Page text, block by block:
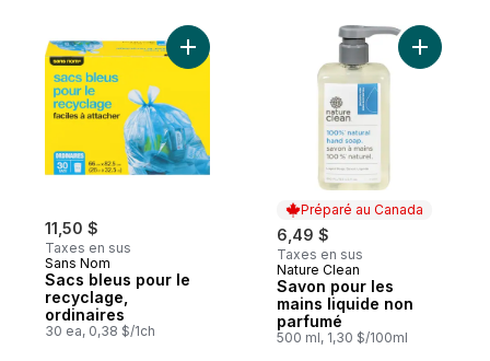
11,50 $
Taxes en sus
Sans Nom
Sacs bleus pour le
recyclage,
ordinaires
30 ea, 0,38 $/1ch
Ajouter Sacs bleus pour le recyclage,
Préparé au Canada
6,49 $
Taxes en sus
Préparé au Canada
Nature Clean
Savon pour les
mains liquide non
parfumé
500 ml, 1,30 $/100ml
Ajouter